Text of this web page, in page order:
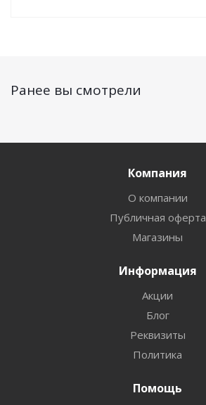
Ранее вы смотрели
Компания
О компании
Публичная оферта
Магазины
Информация
Акции
Блог
Реквизиты
Политика
Помощь